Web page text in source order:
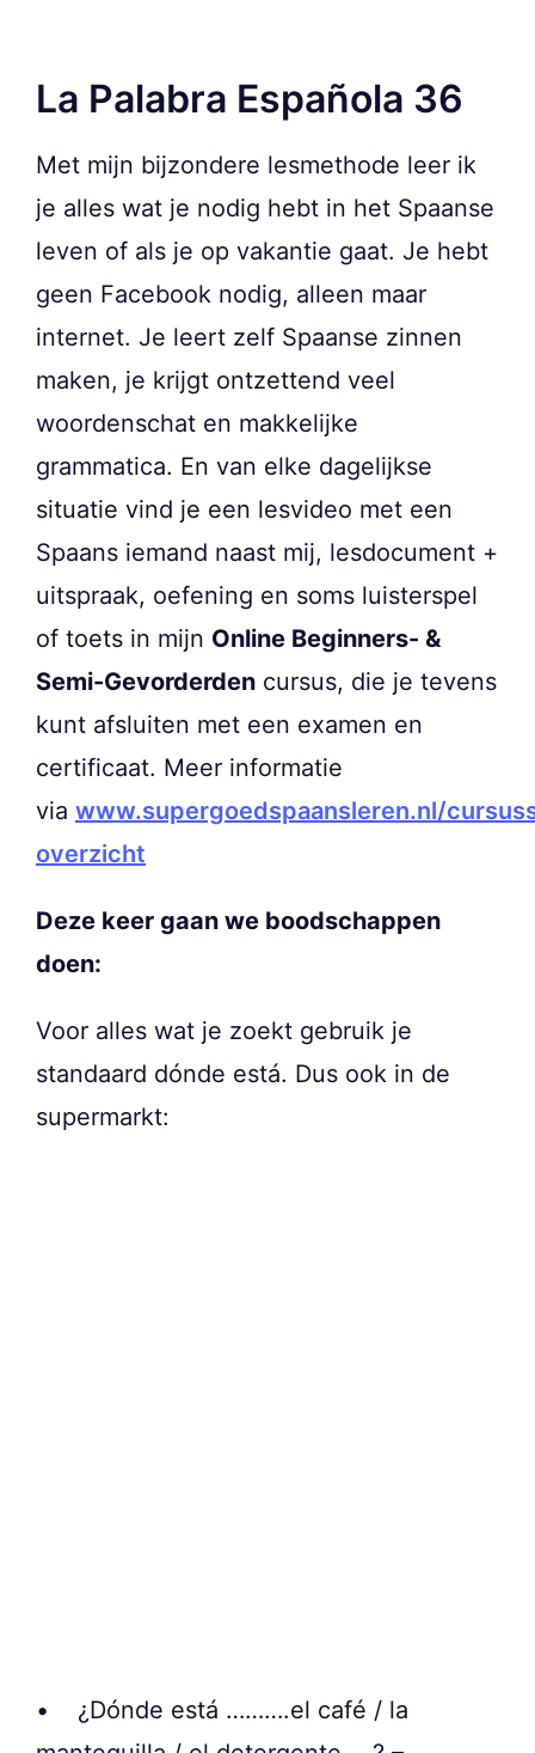
La Palabra Española 36
Met mijn bijzondere lesmethode leer ik
je alles wat je nodig hebt in het Spaanse
leven of als je op vakantie gaat. Je hebt
geen Facebook nodig, alleen maar
internet. Je leert zelf Spaanse zinnen
maken, je krijgt ontzettend veel
woordenschat en makkelijke
grammatica. En van elke dagelijkse
situatie vind je een lesvideo met een
Spaans iemand naast mij, lesdocument +
uitspraak, oefening en soms luisterspel
of toets in mijn Online Beginners- &
Semi-Gevorderden cursus, die je tevens
kunt afsluiten met een examen en
certificaat. Meer informatie
via www.supergoedspaansleren.nl/
overzicht
Deze keer gaan we boodschappen
doen:
Voor alles wat je zoekt gebruik je
standaard dónde está. Dus ook in de
supermarkt:
• ¿Dónde está ……….el café / la